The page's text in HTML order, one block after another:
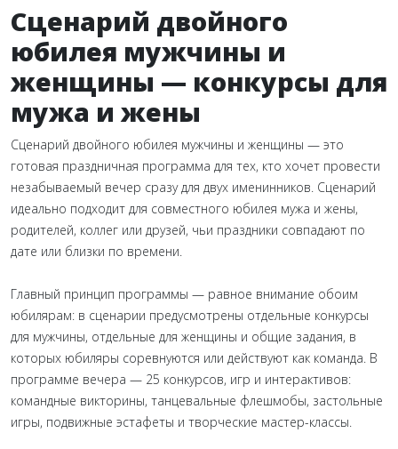
Сценарий двойного
юбилея мужчины и
женщины — конкурсы для
мужа и жены
Сценарий двойного юбилея мужчины и женщины — это
готовая праздничная программа для тех, кто хочет провести
незабываемый вечер сразу для двух именинников. Сценарий
идеально подходит для совместного юбилея мужа и жены,
родителей, коллег или друзей, чьи праздники совпадают по
дате или близки по времени.
Главный принцип программы — равное внимание обоим
юбилярам: в сценарии предусмотрены отдельные конкурсы
для мужчины, отдельные для женщины и общие задания, в
которых юбиляры соревнуются или действуют как команда. В
программе вечера — 25 конкурсов, игр и интерактивов:
командные викторины, танцевальные флешмобы, застольные
игры, подвижные эстафеты и творческие мастер-классы.